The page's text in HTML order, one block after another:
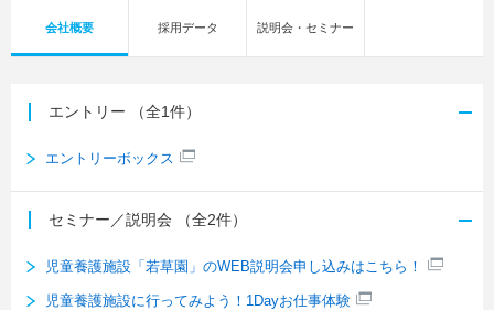
会社概要 採用データ 説明会・セミナー
エントリー （全1件）
エントリーボックス
セミナー／説明会 （全2件）
児童養護施設「若草園」のWEB説明会申し込みはこちら！
児童養護施設に行ってみよう！1Dayお仕事体験